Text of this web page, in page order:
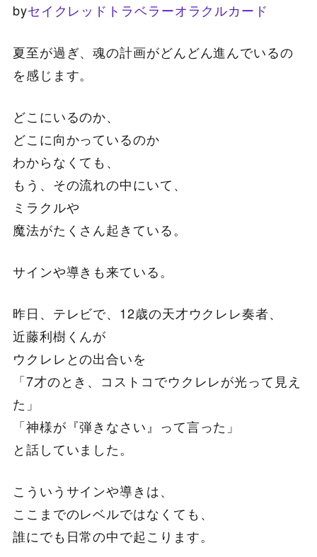
byセイクレッドトラベラーオラクルカード
夏至が過ぎ、魂の計画がどんどん進んでいるの
を感じます。
どこにいるのか、
どこに向かっているのか
わからなくても、
もう、その流れの中にいて、
ミラクルや
魔法がたくさん起きている。
サインや導きも来ている。
昨日、テレビで、12歳の天才ウクレレ奏者、
近藤利樹くんが
ウクレレとの出合いを
「7才のとき、コストコでウクレレが光って見え
た」
「神様が『弾きなさい』って言った」
と話していました。
こういうサインや導きは、
ここまでのレベルではなくても、
誰にでも日常の中で起こります。